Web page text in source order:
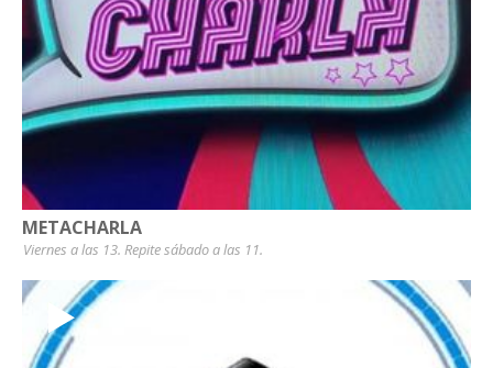
METACHARLA
Viernes a las 13. Repite sábado a las 11.